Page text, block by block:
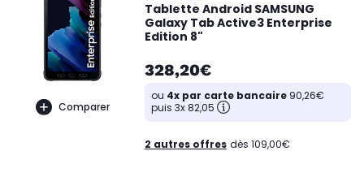
Comparer
Tablette Android SAMSUNG
Galaxy Tab Active3 Enterprise
Edition 8"
328,20€
ou 4x par carte bancaire 90,26€
puis 3x 82,05
2 autres offres dès 109,00€